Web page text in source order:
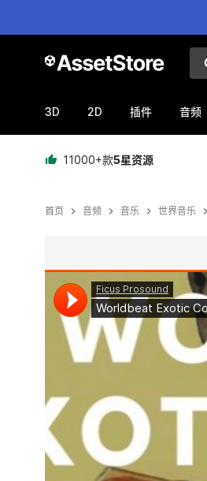
3D 2D 插件 音频
11000+款5星资源
首页 音频 音乐 世界音乐